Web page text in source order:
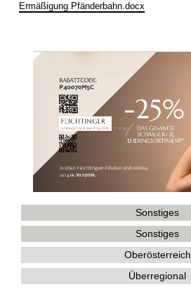
Ermäßigung Pfänderbahn.docx
Sonstiges
Sonstiges
Oberösterreich
Überregional